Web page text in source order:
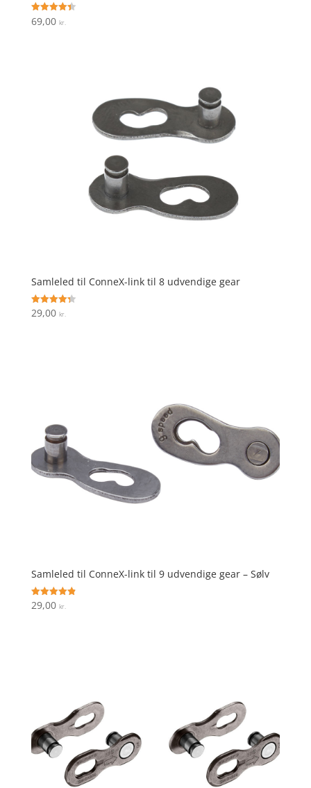
Vurderet
4.4
69,00 kr.
Samleled til ConneX-link til 8 udvendige gear
Vurderet
4.3
29,00 kr.
Samleled til ConneX-link til 9 udvendige gear – Sølv
Vurderet
4.9
29,00 kr.